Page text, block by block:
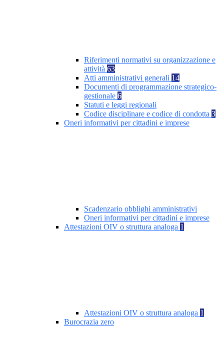
Riferimenti normativi su organizzazione e
attività 63
Atti amministrativi generali 14
Documenti di programmazione strategico-
gestionale 6
Statuti e leggi regionali
Codice disciplinare e codice di condotta 3
Oneri informativi per cittadini e imprese
Scadenzario obblighi amministrativi
Oneri informativi per cittadini e imprese
Attestazioni OIV o struttura analoga 1
Attestazioni OIV o struttura analoga 1
Burocrazia zero